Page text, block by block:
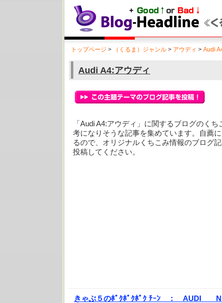
トップページ > （くるま）ジャンル > アウディ > Audi
Audi A4:アウディ
「Audi A4:アウディ」に関するブログのく
考になりそうな記事を集めています。自薦
るので、オリジナルくちこみ情報のブログ
投稿してください。
きゃぶ５のﾎﾟｸﾎﾟｸﾎﾟｸ ﾁｰﾝ ：
AUDI